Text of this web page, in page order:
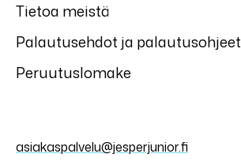
Tietoa meistä
Palautusehdot ja palautusohjeet
Peruutuslomake
asiakaspalvelu@jesperjunior.fi